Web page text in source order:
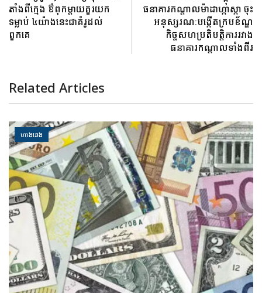
តាំងពីក្មេង ឳពុកម្តាយគួរយក
ទម្លាប់ ៤យ៉ាងនេះជាគំរូដល់
ពួកគេ
ធនាគារកណ្តាលម៉ាដាហ្កាស្កា ចុះ
អនុស្សរណៈបង្កើតក្របខ័ណ្ឌ
កិច្ចសហប្រតិបត្តិការរវាង
ធនាគារកណ្តាលទាំងពីរ
Related Articles
ហាងឆេង